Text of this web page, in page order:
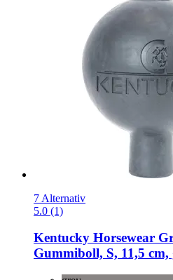
7 Alternativ
5.0 (1)
Kentucky Horsewear
Gummiboll, S, 11,5 cm,